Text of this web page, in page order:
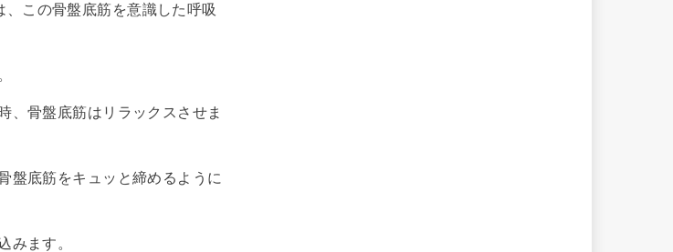
この骨盤底筋を意識した呼吸
、骨盤底筋はリラックスさせま
盤底筋をキュッと締めるように
みます。